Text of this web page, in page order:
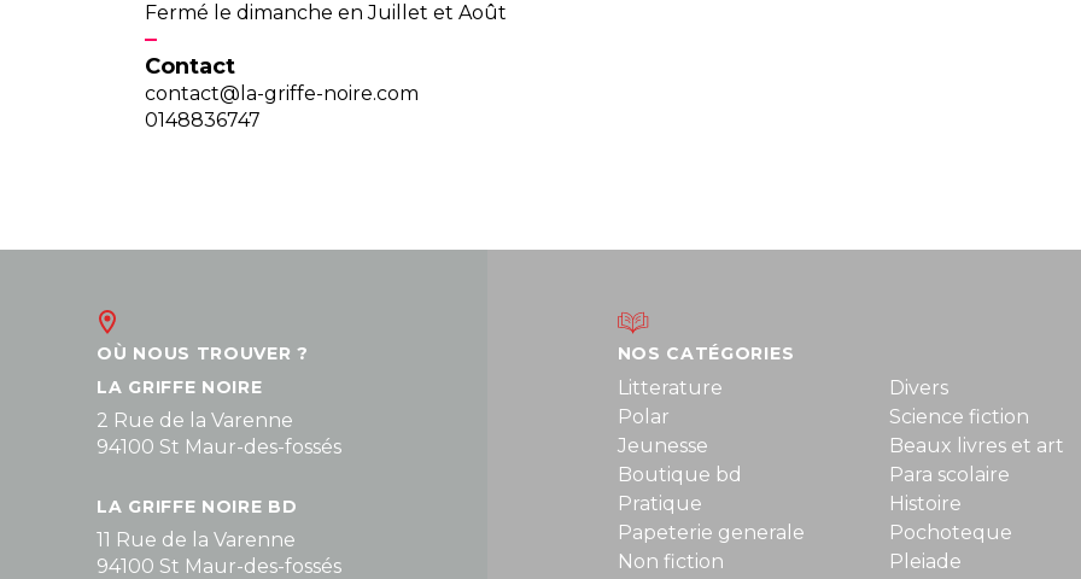
Fermé le dimanche en Juillet et Août
Contact
contact@la-griffe-noire.com
0148836747
OÙ NOUS TROUVER ?
LA GRIFFE NOIRE
2 Rue de la Varenne
94100 St Maur-des-fossés
LA GRIFFE NOIRE BD
11 Rue de la Varenne
94100 St Maur-des-fossés
NOS CATÉGORIES
Litterature
Polar
Jeunesse
Boutique bd
Pratique
Papeterie generale
Non fiction
Divers
Science fiction
Beaux livres et art
Para scolaire
Histoire
Pochoteque
Pleiade